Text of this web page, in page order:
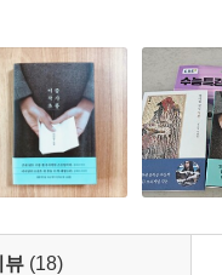
지 글을 보내와 낯선 타
다는 것을 인정하며 그
」를 포함하여 이미상
않는 밤」의 ‘수진’처
유일한 독자인 K출판사
뷰 (18)